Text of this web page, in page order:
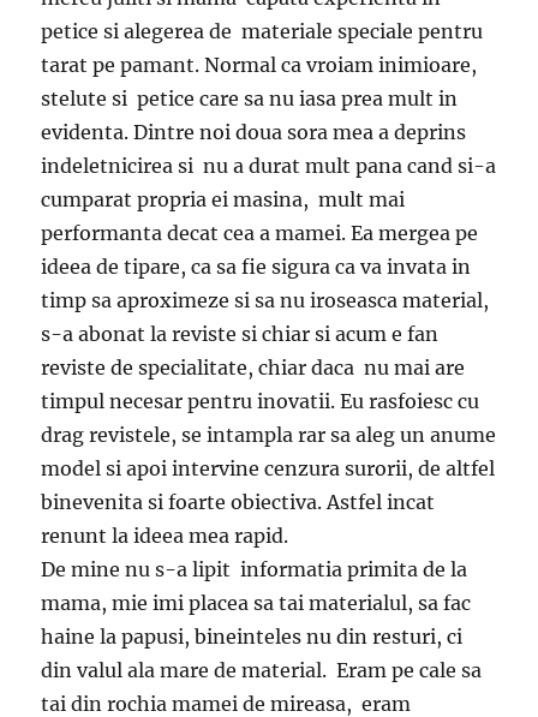
petice si alegerea de materiale speciale pentru
tarat pe pamant. Normal ca vroiam inimioare,
stelute si petice care sa nu iasa prea mult in
evidenta. Dintre noi doua sora mea a deprins
indeletnicirea si nu a durat mult pana cand si-a
cumparat propria ei masina, mult mai
performanta decat cea a mamei. Ea mergea pe
ideea de tipare, ca sa fie sigura ca va invata in
timp sa aproximeze si sa nu iroseasca material,
s-a abonat la reviste si chiar si acum e fan
reviste de specialitate, chiar daca nu mai are
timpul necesar pentru inovatii. Eu rasfoiesc cu
drag revistele, se intampla rar sa aleg un anume
model si apoi intervine cenzura surorii, de altfel
binevenita si foarte obiectiva. Astfel incat
renunt la ideea mea rapid.
De mine nu s-a lipit informatia primita de la
mama, mie imi placea sa tai materialul, sa fac
haine la papusi, bineinteles nu din resturi, ci
din valul ala mare de material. Eram pe cale sa
tai din rochia mamei de mireasa, eram